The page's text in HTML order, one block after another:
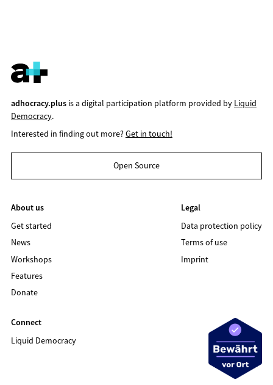
adhocracy.plusis a digital participation platform provided by Liquid
Democracy.
Interested in finding out more?Get in touch!
Open Source
About us
Get started
News
Workshops
Features
Donate
Legal
Data protection policy
Terms of use
Imprint
Connect
Liquid Democracy